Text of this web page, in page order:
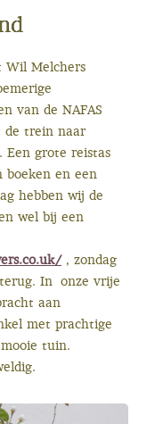
Wil Melchers
van de NAFAS
de trein naar
Een grote reistas
en een
hebben wij de
wel bij een
, zondag
In onze vrije
aan
met prachtige
tuin.